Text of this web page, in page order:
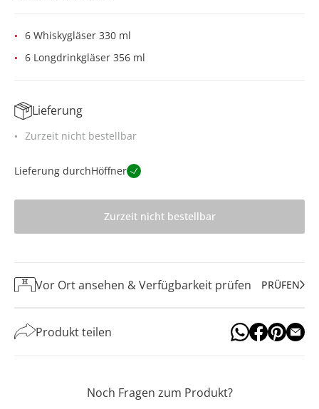
6 Whiskygläser 330 ml
6 Longdrinkgläser 356 ml
Lieferung
Zurzeit nicht bestellbar
Lieferung durchHöffner
Zurzeit nicht bestellbar
Vor Ort ansehen & Verfügbarkeit prüfen PRÜFEN
Produkt teilen
Noch Fragen zum Produkt?